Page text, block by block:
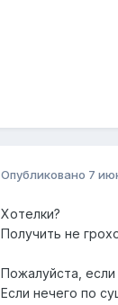
Опубликовано 7
Хотелки?
Получить не
Пожалуйста,
Если нечего по